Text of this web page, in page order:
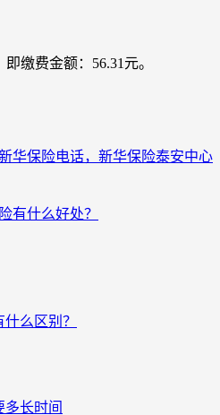
缴费金额：56.31元。
华保险电话，新华保险泰安中心
有什么好处？
么区别？
长时间